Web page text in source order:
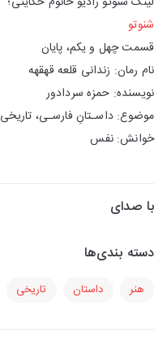
شنوتو
قسمت چهل و یکم، پایان
نام رمان: زندانی قلعه قهقهه
نویسنده: حمزه سردادور
موضوع: داسـتانِ فارسـی، تاریخی
خوانش: نفس
با صدای
دسته بندی‌ها
هنر داستان تاریخی